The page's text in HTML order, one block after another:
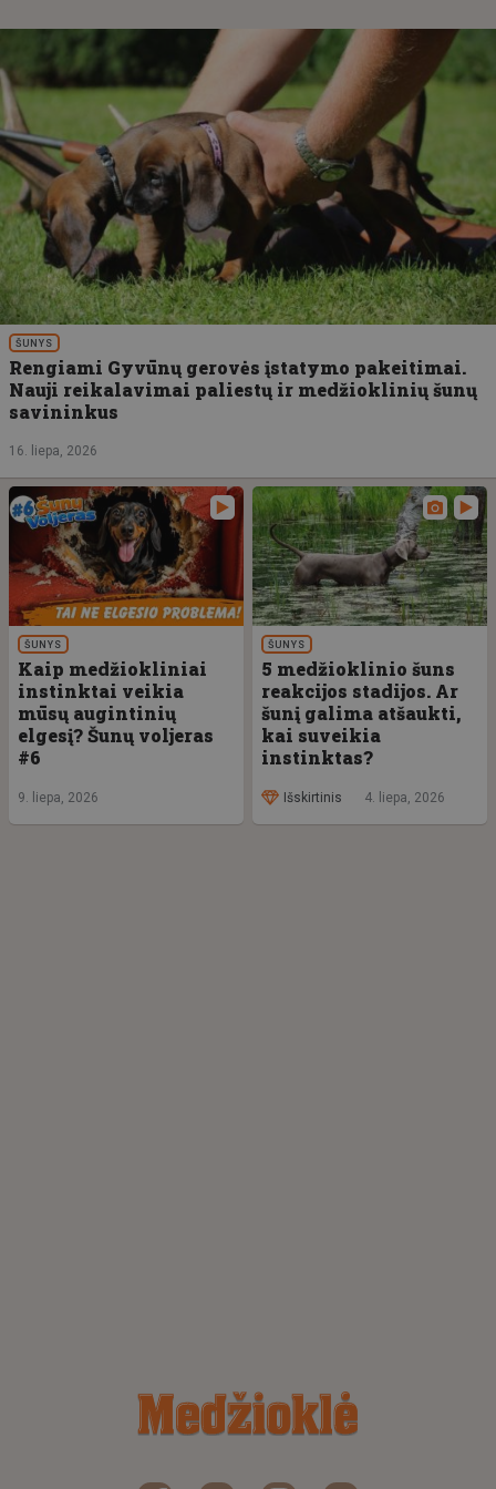
ŠUNYS
Rengiami Gyvūnų gerovės įstatymo pakeitimai.
Nauji reikalavimai paliestų ir medžioklinių šunų
savininkus
16. liepa, 2026
ŠUNYS
Kaip medžiokliniai
instinktai veikia
mūsų augintinių
elgesį? Šunų voljeras
#6
9. liepa, 2026
ŠUNYS
5 medžioklinio šuns
reakcijos stadijos. Ar
šunį galima atšaukti,
kai suveikia
instinktas?
Išskirtinis 4. liepa, 2026